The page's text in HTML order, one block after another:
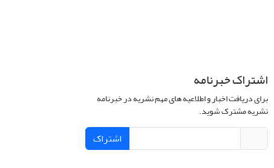
اشتراک خبرنامه
برای دریافت اخبار و اطلاعیه های مهم نشریه در خبرنامه
نشریه مشترک شوید.
اشتراک